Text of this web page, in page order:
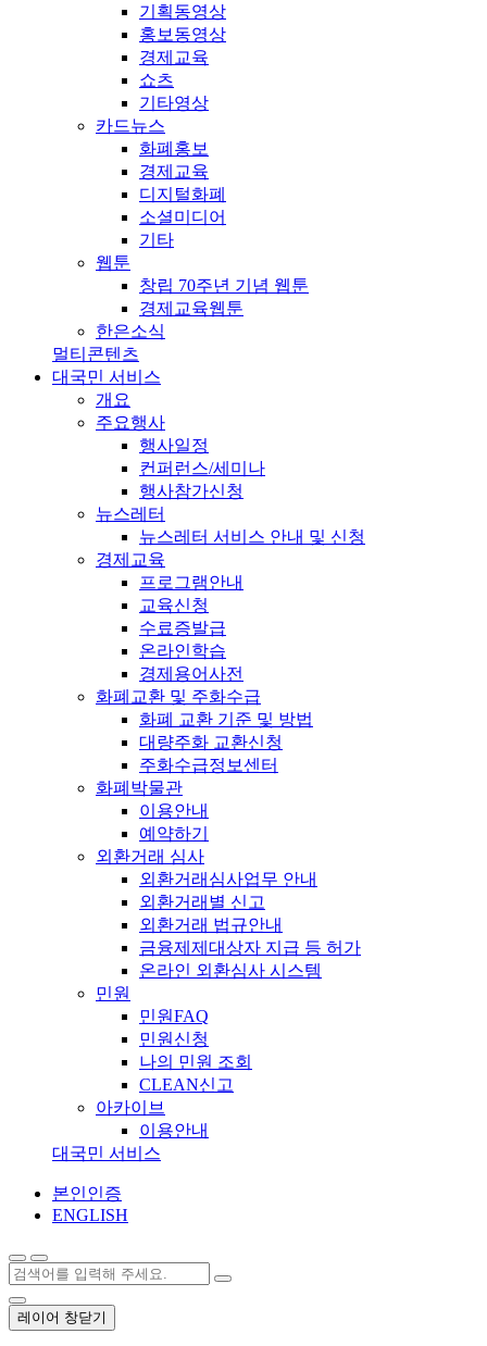
기획동영상
홍보동영상
경제교육
쇼츠
기타영상
카드뉴스
화폐홍보
경제교육
디지털화폐
소셜미디어
기타
웹툰
창립 70주년 기념 웹툰
경제교육웹툰
한은소식
멀티콘텐츠
대국민 서비스
개요
주요행사
행사일정
컨퍼런스/세미나
행사참가신청
뉴스레터
뉴스레터 서비스 안내 및 신청
경제교육
프로그램안내
교육신청
수료증발급
온라인학습
경제용어사전
화폐교환 및 주화수급
화폐 교환 기준 및 방법
대량주화 교환신청
주화수급정보센터
화폐박물관
이용안내
예약하기
외환거래 심사
외환거래심사업무 안내
외환거래별 신고
외환거래 법규안내
금융제제대상자 지급 등 허가
온라인 외환심사 시스템
민원
민원FAQ
민원신청
나의 민원 조회
CLEAN신고
아카이브
이용안내
대국민 서비스
본인인증
ENGLISH
레이어 창닫기